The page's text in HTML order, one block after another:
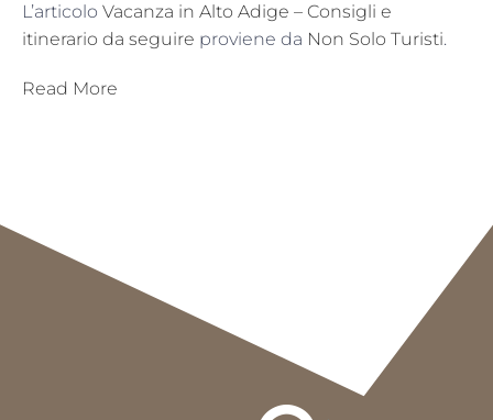
L’articolo Vacanza in Alto Adige – Consigli e
itinerario da seguire proviene da Non Solo Turisti.
Read More